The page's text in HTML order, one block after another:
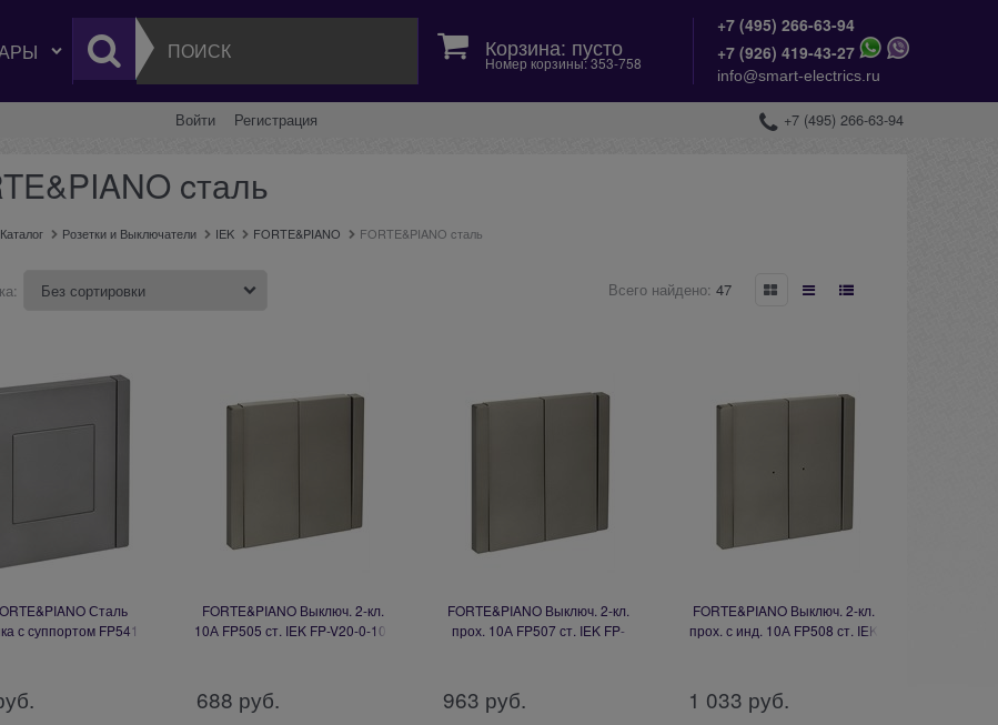
Корзина: пусто
Номер корзины: 353-758
+7 (495) 266-63-94
+7 (926) 419-43-27
info@smart-electrics.ru
Войти Регистрация +7 (495) 266-63-94
cталь
Каталог Розетки и Выключатели IEK FORTE&PIANO FORTE&PIANO cталь
Всего найдено: 47
Сталь
с суппортом FP541
FORTE&PIANO Выключ. 2-кл.
10А FP505 ст. IEK FP-V20-0-10-
688 руб.
FORTE&PIANO Выключ. 2-кл.
прох. 10А FP507 ст. IEK FP-
963 руб.
FORTE&PIANO Выключ. 2-кл.
прох. с инд. 10А FP508 ст. IEK
1 033 руб.